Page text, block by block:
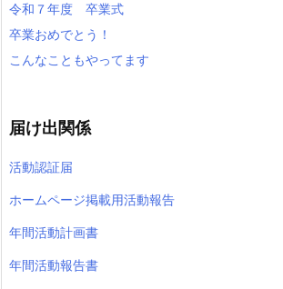
令和７年度 卒業式
卒業おめでとう！
こんなこともやってます
届け出関係
活動認証届
ホームページ掲載用活動報告
年間活動計画書
年間活動報告書